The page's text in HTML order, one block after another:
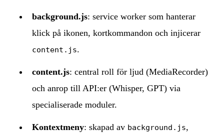
background.js: service worker som hanterar
klick på ikonen, kortkommandon och injicerar
content.js.
content.js: central roll för ljud (MediaRecorder)
och anrop till API:er (Whisper, GPT) via
specialiserade moduler.
Kontextmeny: skapad av background.js,